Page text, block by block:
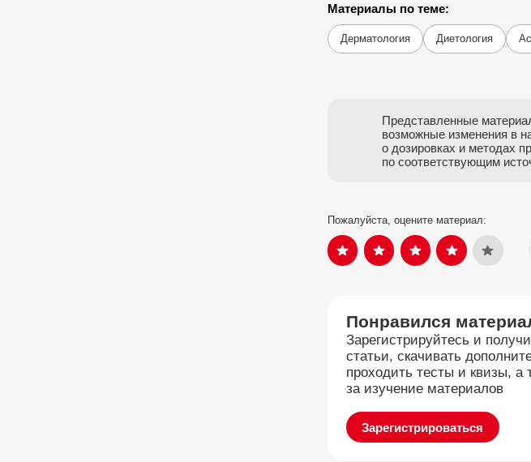
Материалы по теме:
Дерматология Диетология
Представленные
возможные изменения в
о дозировках и методах
по соответствующим
Пожалуйста, оцените материал:
Понравился
Зарегистрируйтесь и
статьи, скачивать
проходить тесты и квизы, а
за изучение материалов
Зарегистрироваться